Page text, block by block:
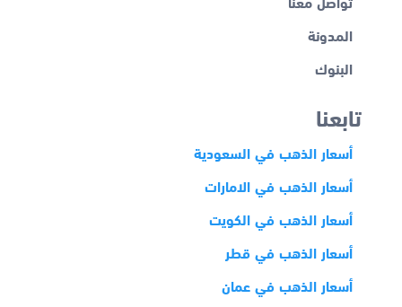
المدونة
البنوك
تابعنا
أسعار الذهب في السعودية
أسعار الذهب في الامارات
أسعار الذهب في الكويت
أسعار الذهب في قطر
أسعار الذهب في عمان